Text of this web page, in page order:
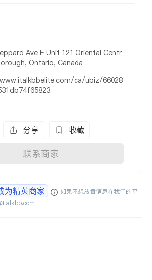
Ave E Unit 121 Oriental Centr
Ontario, Canada
ca/ubiz/66028
分享 收藏
联系商家
为精英商家
如果不想放置信息在我们的平